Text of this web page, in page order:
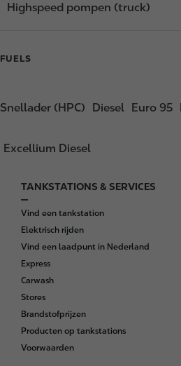
Highspeed pompen (truck)
FUELS
Snellader (HPC) Diesel Euro 95
Excellium Diesel
F
o
o
t
e
r
TANKSTATIONS & SERVICES
Vind een tankstation
Elektrisch rijden
Vind een laadpunt in Nederland
Express
Carwash
Stores
Brandstofprijzen
Producten op tankstations
Voorwaarden